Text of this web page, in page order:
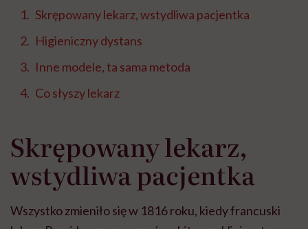
Skrępowany lekarz, wstydliwa pacjentka
Higieniczny dystans
Inne modele, ta sama metoda
Co słyszy lekarz
Skrępowany lekarz,
wstydliwa pacjentka
Wszystko zmieniło się w 1816 roku, kiedy francuski